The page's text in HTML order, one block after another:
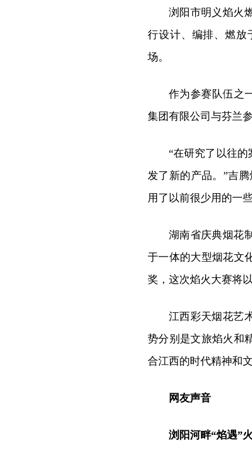
浏阳市明义焰火
行设计、编排、燃放
场。
作为参赛队伍之
集团有限公司与芬兰
“在研究了以往
发了新的产品。”吉
用了以前很少用的一
湖南省庆典烟花
于一体的大型烟花文
奖，这次焰火大赛将
江西彩天烟花艺
势分别是文旅焰火和
合江西的时代精神和
网友声音
浏阳河畔“焰遇”